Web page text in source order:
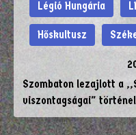
Légió Hungária
Hőskultusz
Szombaton lezajlott a
viszontagságai"